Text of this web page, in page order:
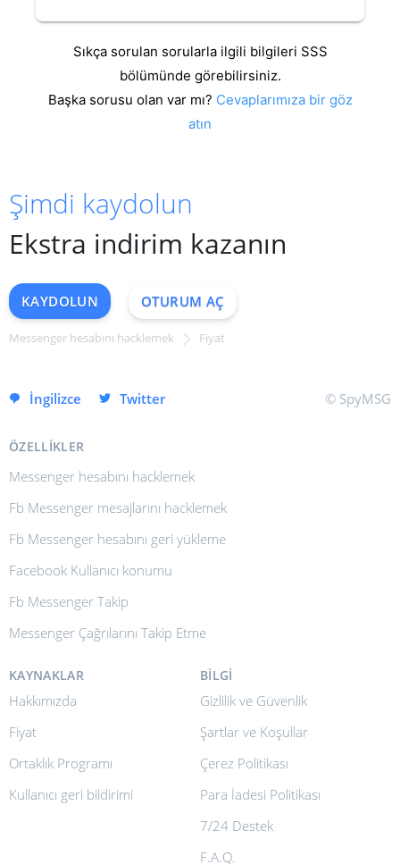
Sıkça sorulan sorularla ilgili bilgileri SSS
bölümünde görebilirsiniz.
Başka sorusu olan var mı? Cevaplarımıza bir göz
atın
Şimdi kaydolun
Ekstra indirim kazanın
KAYDOLUN OTURUM AÇ
Messenger hesabını hacklemek Fiyat
İngilizce
HEMEN KAYDOLUN
Twitter © SpyMSG
ÖZELLIKLER
Messenger hesabını hacklemek
Fb Messenger mesajlarını hacklemek
Fb Messenger hesabını geri yükleme
Facebook Kullanıcı konumu
Fb Messenger Takip
Messenger Çağrılarını Takip Etme
KAYNAKLAR
Hakkımızda
Fiyat
Ortaklık Programı
Kullanıcı geri bildirimi
BILGI
Gizlilik ve Güvenlik
Şartlar ve Koşullar
Çerez Politikası
Para İadesi Politikası
7/24 Destek
F.A.Q.